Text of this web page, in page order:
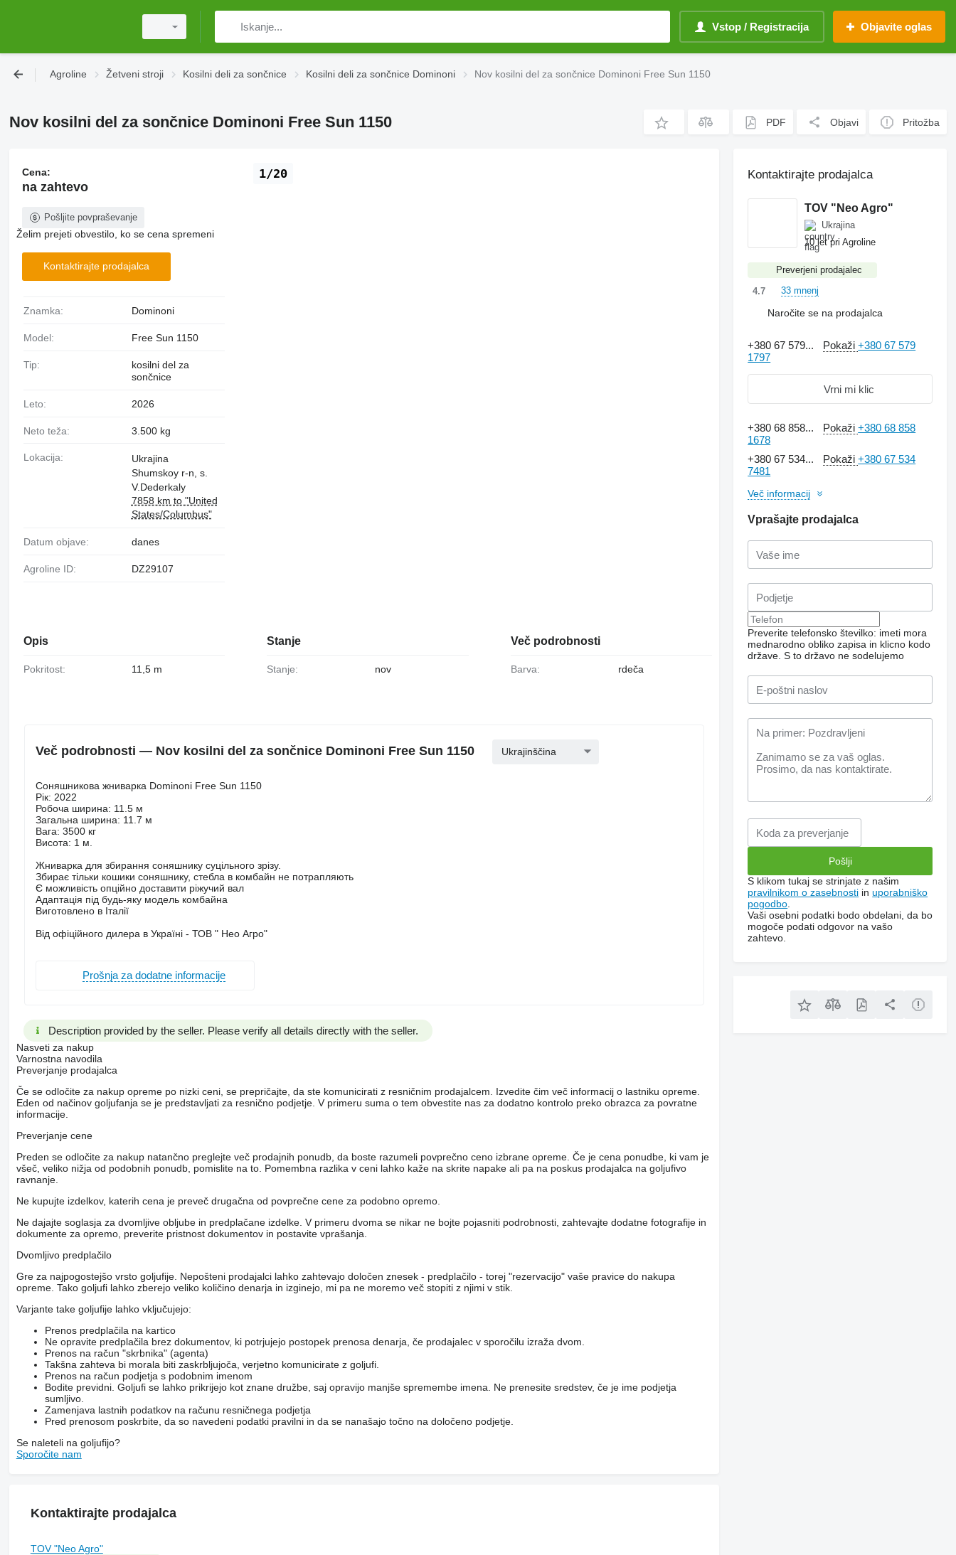
Vstop / Registracija Objavite oglas
Agroline Žetveni stroji Kosilni deli za sončnice Kosilni deli za sončnice Dominoni Nov kosilni del za sončnice Dominoni Free Sun 1150
Nov kosilni del za sončnice Dominoni Free Sun 1150 PDF Objavi Pritožba
1/20
Cena:
na zahtevo
Pošljite povpraševanje
Želim prejeti obvestilo, ko se cena spremeni
Kontaktirajte prodajalca
Znamka: Dominoni
Model: Free Sun 1150
Tip:
kosilni del za
sončnice
Leto: 2026
Neto teža: 3.500 kg
Lokacija:
Ukrajina
Shumskoy r-n, s.
V.Dederkaly
7858 km to "United
States/Columbus"
Datum objave: danes
Agroline ID: DZ29107
Opis
Pokritost: 11,5 m
Stanje
Stanje: nov
Več podrobnosti
Barva: rdeča
Več podrobnosti — Nov kosilni del za sončnice Dominoni Free Sun 1150 Ukrajinščina
Соняшникова жниварка Dominoni Free Sun 1150
Рік: 2022
Робоча ширина: 11.5 м
Загальна ширина: 11.7 м
Вага: 3500 кг
Висота: 1 м.
Жниварка для збирання соняшнику суцільного зрізу.
Збирає тільки кошики соняшнику, стебла в комбайн не потрапляють
Є можливість опційно доставити ріжучий вал
Адаптація під будь-яку модель комбайна
Виготовлено в Італії
Від офіційного дилера в Україні - ТОВ " Нео Агро"
Prošnja za dodatne informacije
Description provided by the seller. Please verify all details directly with the seller.
Nasveti za nakup
Varnostna navodila
Preverjanje prodajalca
Če se odločite za nakup opreme po nizki ceni, se prepričajte, da ste komunicirati z resničnim prodajalcem. Izvedite čim več informacij o lastniku opreme.
Eden od načinov goljufanja se je predstavljati za resnično podjetje. V primeru suma o tem obvestite nas za dodatno kontrolo preko obrazca za povratne
informacije.
Preverjanje cene
Preden se odločite za nakup natančno preglejte več prodajnih ponudb, da boste razumeli povprečno ceno izbrane opreme. Če je cena ponudbe, ki vam je
všeč, veliko nižja od podobnih ponudb, pomislite na to. Pomembna razlika v ceni lahko kaže na skrite napake ali pa na poskus prodajalca na goljufivo
ravnanje.
Ne kupujte izdelkov, katerih cena je preveč drugačna od povprečne cene za podobno opremo.
Ne dajajte soglasja za dvomljive obljube in predplačane izdelke. V primeru dvoma se nikar ne bojte pojasniti podrobnosti, zahtevajte dodatne fotografije in
dokumente za opremo, preverite pristnost dokumentov in postavite vprašanja.
Dvomljivo predplačilo
Gre za najpogostejšo vrsto goljufije. Nepošteni prodajalci lahko zahtevajo določen znesek - predplačilo - torej "rezervacijo" vaše pravice do nakupa
opreme. Tako goljufi lahko zberejo veliko količino denarja in izginejo, mi pa ne moremo več stopiti z njimi v stik.
Varjante take goljufije lahko vključujejo:
Prenos predplačila na kartico
Ne opravite predplačila brez dokumentov, ki potrjujejo postopek prenosa denarja, če prodajalec v sporočilu izraža dvom.
Prenos na račun "skrbnika" (agenta)
Takšna zahteva bi morala biti zaskrbljujoča, verjetno komunicirate z goljufi.
Prenos na račun podjetja s podobnim imenom
Bodite previdni. Goljufi se lahko prikrijejo kot znane družbe, saj opravijo manjše spremembe imena. Ne prenesite sredstev, če je ime podjetja
sumljivo.
Zamenjava lastnih podatkov na računu resničnega podjetja
Pred prenosom poskrbite, da so navedeni podatki pravilni in da se nanašajo točno na določeno podjetje.
Se naleteli na goljufijo?
Sporočite nam
Kontaktirajte prodajalca
TOV "Neo Agro"
Kontaktirajte prodajalca
TOV "Neo Agro"
Ukrajina
10 let pri Agroline
Preverjeni prodajalec
4.7
33 mnenj
Naročite se na prodajalca
+380 67 579... Pokaži+380 67 579
1797
Vrni mi klic
+380 68 858... Pokaži+380 68 858
1678
+380 67 534...
Pokaži+380 67 534
7481
Več informacij
Vprašajte prodajalca
Preverite telefonsko številko: imeti mora
mednarodno obliko zapisa in klicno kodo
države. S to državo ne sodelujemo
S klikom tukaj se strinjate z našim
pravilnikom o zasebnosti inuporabniško
pogodbo
Vaši osebni podatki bodo obdelani, da bo
mogoče podati odgovor na vašo
zahtevo.